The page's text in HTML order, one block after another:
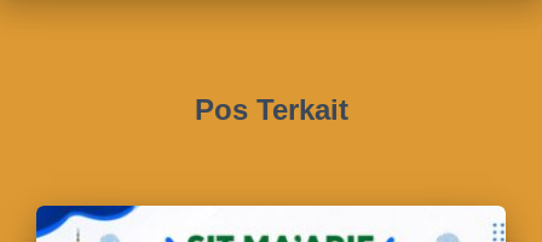
Pos Terkait